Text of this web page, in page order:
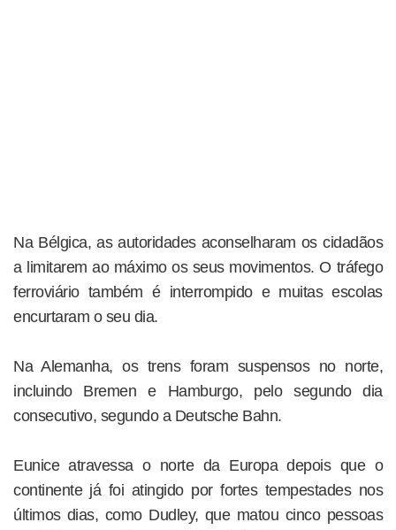
Na Bélgica, as autoridades aconselharam os cidadãos
a limitarem ao máximo os seus movimentos. O tráfego
ferroviário também é interrompido e muitas escolas
encurtaram o seu dia.
Na Alemanha, os trens foram suspensos no norte,
incluindo Bremen e Hamburgo, pelo segundo dia
consecutivo, segundo a Deutsche Bahn.
Eunice atravessa o norte da Europa depois que o
continente já foi atingido por fortes tempestades nos
últimos dias, como Dudley, que matou cinco pessoas